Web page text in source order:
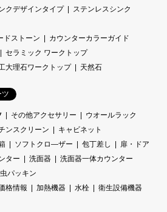
クデザインタイプ
ステンレスシンク
ドストーン
カウンターカラーガイド
セラミック ワークトップ
大理石ワークトップ 天然石
その他アクセサリー
ウオールラック
ンスクリーン
キャビネット
ソフトクロ―ザー 包丁差し
扉・ドア
ター 洗面器
洗面器一体カウンター
パッキン
格情報 加熱機器 水栓
衛生設備機器